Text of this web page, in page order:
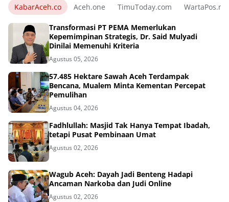
KabarAceh.co Aceh.one TimuToday.com WartaPos.net
Transformasi PT PEMA Memerlukan
Kepemimpinan Strategis, Dr. Said Mulyadi
Dinilai Memenuhi Kriteria
Agustus 05, 2026
57.485 Hektare Sawah Aceh Terdampak
Bencana, Mualem Minta Kementan Percepat
Pemulihan
Agustus 04, 2026
Fadhlullah: Masjid Tak Hanya Tempat Ibadah,
tetapi Pusat Pembinaan Umat
Agustus 02, 2026
Wagub Aceh: Dayah Jadi Benteng Hadapi
Ancaman Narkoba dan Judi Online
Agustus 02, 2026